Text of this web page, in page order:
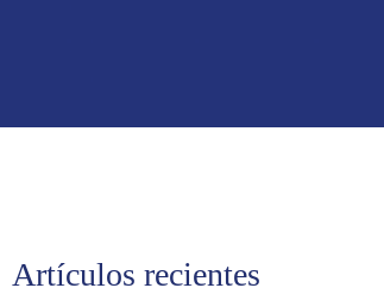
Artículos recientes